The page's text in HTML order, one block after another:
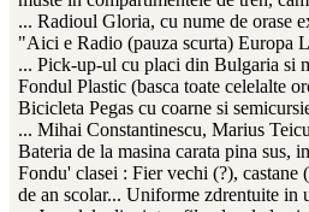
... Radioul Gloria, cu nume de orase
"Aici e Radio (pauza scurta) Europa
... Pick-up-ul cu placi din Bulgaria si
Fondul Plastic (basca toate celelalte
Bicicleta Pegas cu coarne si
... Mihai Constantinescu, Marius
Bateria de la masina carata pina sus,
Fondu' clasei : Fier vechi (?),
de an scolar... Uniforme zdrentuite in